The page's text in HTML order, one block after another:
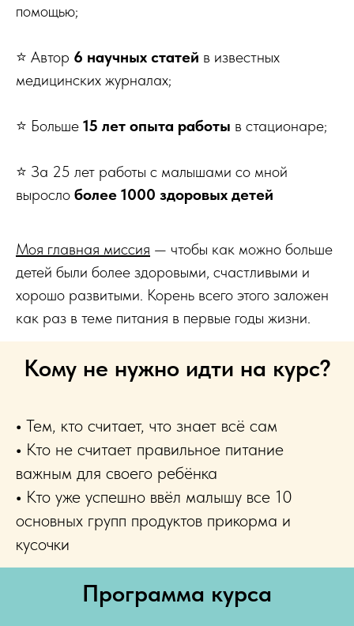
помощью;
⭐️ Автор 6 научных статей в известных
медицинских журналах;
⭐️ Больше 15 лет опыта работы в стационаре;
⭐️ За 25 лет работы с малышами со мной
выросло более 1000 здоровых детей
Моя главная миссия — чтобы как можно больше
детей были более здоровыми, счастливыми и
хорошо развитыми. Корень всего этого заложен
как раз в теме питания в первые годы жизни.
Кому не нужно идти на курс?
• Тем, кто считает, что знает всё сам
• Кто не считает правильное питание
важным для своего ребёнка
• Кто уже успешно ввёл малышу все 10
основных групп продуктов прикорма и
кусочки
Программа курса